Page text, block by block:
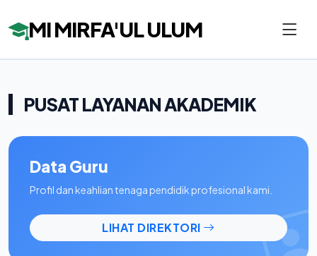
MI MIRFA'UL ULUM
PUSAT LAYANAN AKADEMIK
Data Guru
Profil dan keahlian tenaga pendidik profesional kami.
LIHAT DIREKTORI